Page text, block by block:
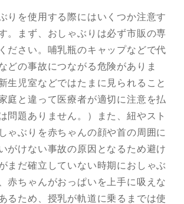
りを使用する際にはいくつか注意す
。まず、おしゃぶりは必ず市販の専
ださい。哺乳瓶のキャップなどで代
どの事故につながる危険がありま
生児室などではたまに見られること
庭と違って医療者が適切に注意を払
問題ありません。）また、紐やスト
ゃぶりを赤ちゃんの顔や首の周囲に
がけない事故の原因となるため避け
まだ確立していない時期におしゃぶ
赤ちゃんがおっぱいを上手に吸えな
るため、授乳が軌道に乗るまでは使